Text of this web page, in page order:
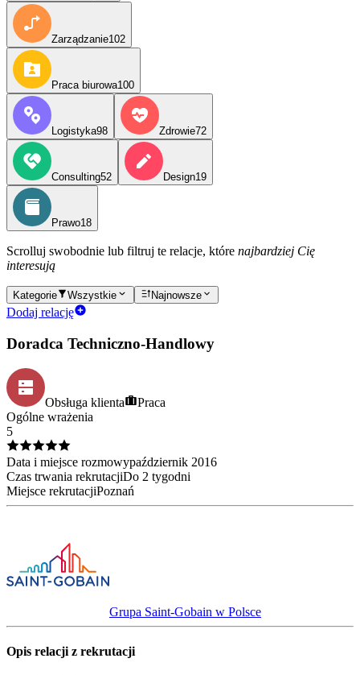
Zarządzanie102
Praca biurowa100
Logistyka98 Zdrowie72
Consulting52 Design19
Prawo18
Scrolluj swobodnie lub filtruj te relacje, które najbardziej Cię
interesują
Kategorie Wszystkie Najnowsze
Dodaj relację
Doradca Techniczno-Handlowy
Obsługa klienta
Praca
Ogólne wrażenia
5
Data i miejsce rozmowypaździernik 2016
Czas trwania rekrutacjiDo 2 tygodni
Miejsce rekrutacjiPoznań
Grupa Saint-Gobain w Polsce
Opis relacji z rekrutacji